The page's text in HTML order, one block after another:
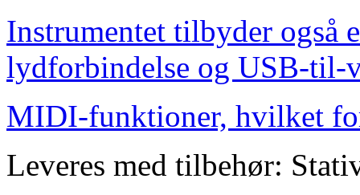
Instrumentet tilbyder også
lydforbindelse og USB-
MIDI-funktioner, hvilket
Leveres med tilbehør: